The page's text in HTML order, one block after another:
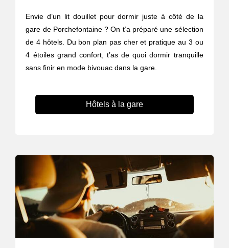
Envie d’un lit douillet pour dormir juste à côté de la
gare de Porchefontaine ? On t’a préparé une sélection
de 4 hôtels. Du bon plan pas cher et pratique au 3 ou
4 étoiles grand confort, t’as de quoi dormir tranquille
sans finir en mode bivouac dans la gare.
Hôtels à la gare